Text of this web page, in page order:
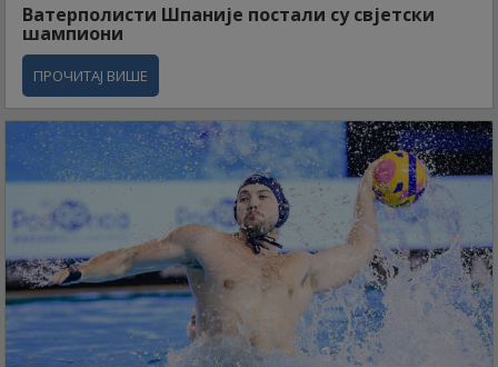
Ватерполисти Шпаније постали су свјетски
шампиони
ПРОЧИТАЈ ВИШЕ